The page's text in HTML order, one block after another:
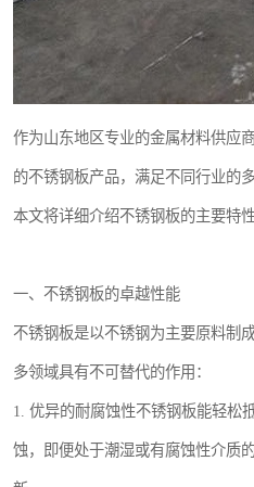
作为山东地区专业的金属材料供应
的不锈钢板产品，满足不同行业的
本文将详细介绍不锈钢板的主要特
一、不锈钢板的卓越性能
不锈钢板是以不锈钢为主要原料制
多领域具有不可替代的作用：
1. 优异的耐腐蚀性不锈钢板能轻松
蚀，即便处于潮湿或有腐蚀性介质